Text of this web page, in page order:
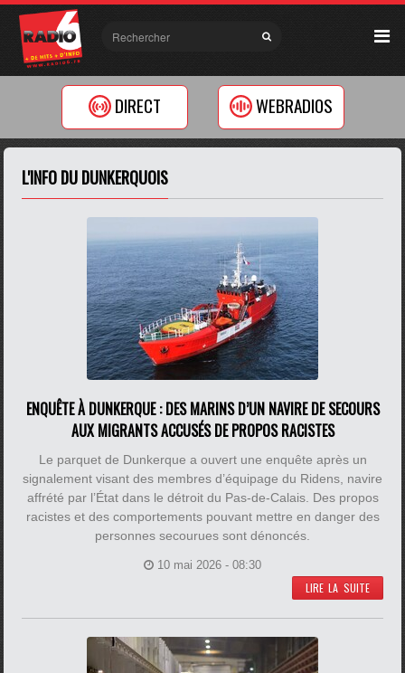
DIRECT WEBRADIOS
L'INFO DU DUNKERQUOIS
ENQUÊTE À DUNKERQUE : DES MARINS D’UN NAVIRE DE SECOURS
AUX MIGRANTS ACCUSÉS DE PROPOS RACISTES
Le parquet de Dunkerque a ouvert une enquête après un
signalement visant des membres d’équipage du Ridens, navire
affrété par l’État dans le détroit du Pas-de-Calais. Des propos
racistes et des comportements pouvant mettre en danger des
personnes secourues sont dénoncés.
10 mai 2026 - 08:30
LIRE LA SUITE